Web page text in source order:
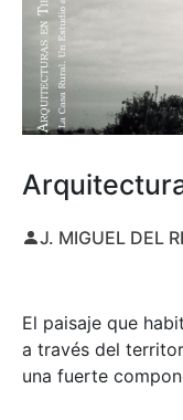
J. MIGUEL DEL
El paisaje que
a través del
una fuerte